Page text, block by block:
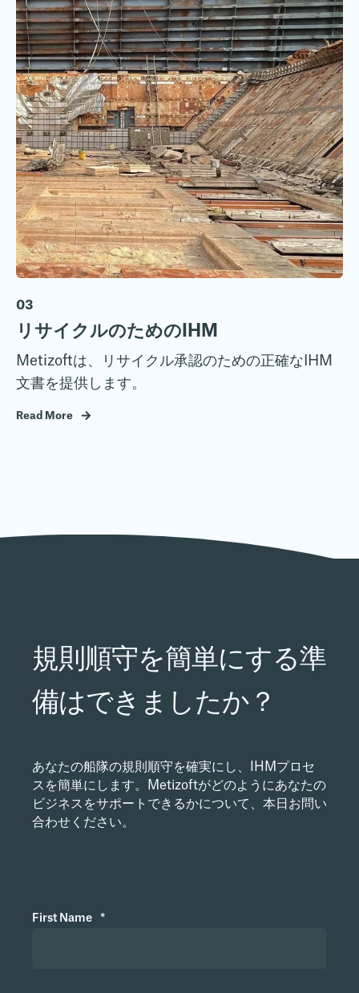
03
リサイクルのためのIHM
Metizoftは、リサイクル承認のための正確なIHM
文書を提供します。
Read More
規則順守を簡単にする準
備はできましたか？
あなたの船隊の規則順守を確実にし、IHMプロセ
スを簡単にします。Metizoftがどのようにあなたの
ビジネスをサポートできるかについて、本日お問い
合わせください。
First Name *